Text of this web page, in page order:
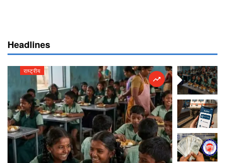
Headlines
राष्ट्रीय राष्ट्रीय